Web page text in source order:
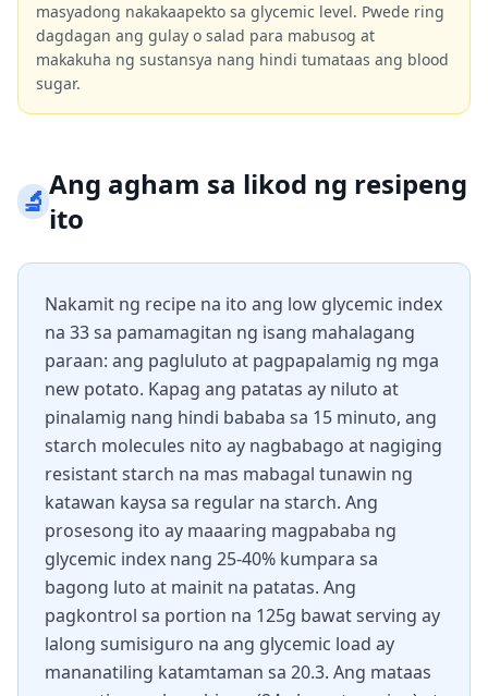
masyadong nakakaapekto sa glycemic level. Pwede ring
dagdagan ang gulay o salad para mabusog at
makakuha ng sustansya nang hindi tumataas ang blood
sugar.
🔬Ang agham sa likod ng resipeng
ito
Nakamit ng recipe na ito ang low glycemic index
na 33 sa pamamagitan ng isang mahalagang
paraan: ang pagluluto at pagpapalamig ng mga
new potato. Kapag ang patatas ay niluto at
pinalamig nang hindi bababa sa 15 minuto, ang
starch molecules nito ay nagbabago at nagiging
resistant starch na mas mabagal tunawin ng
katawan kaysa sa regular na starch. Ang
prosesong ito ay maaaring magpababa ng
glycemic index nang 25-40% kumpara sa
bagong luto at mainit na patatas. Ang
pagkontrol sa portion na 125g bawat serving ay
lalong sumisiguro na ang glycemic load ay
mananatiling katamtaman sa 20.3. Ang mataas